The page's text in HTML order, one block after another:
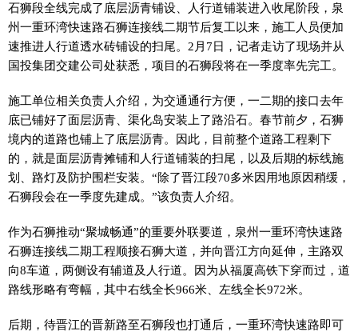
石狮段全线完成了底层沥青铺设、人行道铺装进入收尾阶段，泉
州一重环湾快速路石狮连接线二期节后复工以来，施工人员便加
速推进人行道透水砖铺设的扫尾。2月7日，记者走访了现场并从
国投集团交建公司处获悉，项目的石狮段将在一季度率先完工。
施工单位相关负责人介绍，为交通通行方便，一二期的接口去年
底已铺好了面层沥青、渠化岛安装上了路沿石。春节前夕，石狮
境内的道路也铺上了底层沥青。因此，目前整个道路工程剩下
的，就是面层沥青摊铺和人行道铺装的扫尾，以及后期的标线施
划、路灯及防护围栏安装。“除了晋江段70多米因用地原因稍缓，
石狮段会在一季度先建成。”该负责人介绍。
作为石狮推动“聚城畅通”的重要外联要道，泉州一重环湾快速路
石狮连接线二期工程顺接石狮大道，并向晋江方向延伸，主路双
向8车道，两侧设有辅道及人行道。因为从福厦高铁下穿而过，道
路线形略有弯幅，其中右线全长966米、左线全长972米。
后期，待晋江的晋新路至石狮段也打通后，一重环湾快速路即可